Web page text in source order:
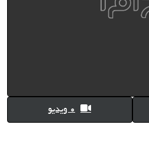
0 ویدیو